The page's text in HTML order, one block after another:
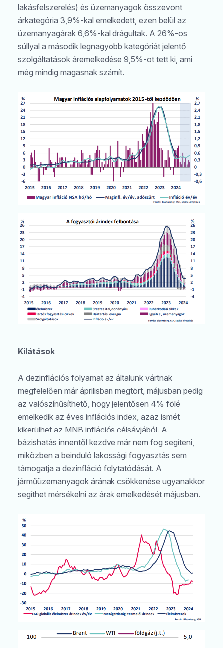
lakásfelszerelés) és üzemanyagok összevont
árkategória 3,9%-kal emelkedett, ezen belül az
üzemanyagárak 6,6%-kal drágultak. A 26%-os
súllyal a második legnagyobb kategóriát jelentő
szolgáltatások áremelkedése 9,5%-ot tett ki, ami
még mindig magasnak számít.
Kilátások
A dezinflációs folyamat az általunk vártnak
megfelelően már áprilisban megtört, májusban pedig
az valószínűsíthető, hogy jelentősen 4% fölé
emelkedik az éves inflációs index, azaz ismét
kikerülhet az MNB inflációs célsávjából. A
bázishatás innentől kezdve már nem fog segíteni,
miközben a beinduló lakossági fogyasztás sem
támogatja a dezinfláció folytatódását. A
járműüzemanyagok árának csökkenése ugyanakkor
segíthet mérsékelni az árak emelkedését májusban.
Keresés